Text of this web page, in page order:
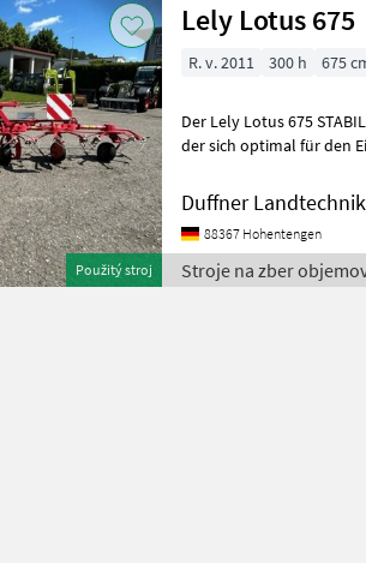
Použitý stroj
Lely Lotus 675
R. v. 2011 300 h 675
Der Lely Lotus 675
der sich optimal für den
Duffner
88367 Hohentengen
Stroje na zber